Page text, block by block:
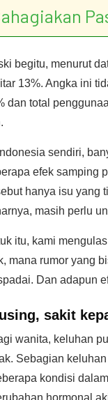
begitu, menurut
13%. Angka ini
dan total
sendiri,
efek samping
hanya isu yang
masih perlu
itu, kami
mana rumor yang
Dan adapun
sakit
wanita, keluhan
Sebagian
kondisi
hormonal